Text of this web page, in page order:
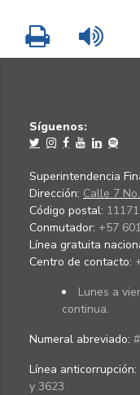
Imprimir
Síguenos:
Superintendencia
Dirección: Calle 7
Código postal:
Conmutador: +57
Línea gratuita
Centro de contacto:
Lunes a
continua.
Numeral abreviado:
Línea anticorrupción:
y 3623